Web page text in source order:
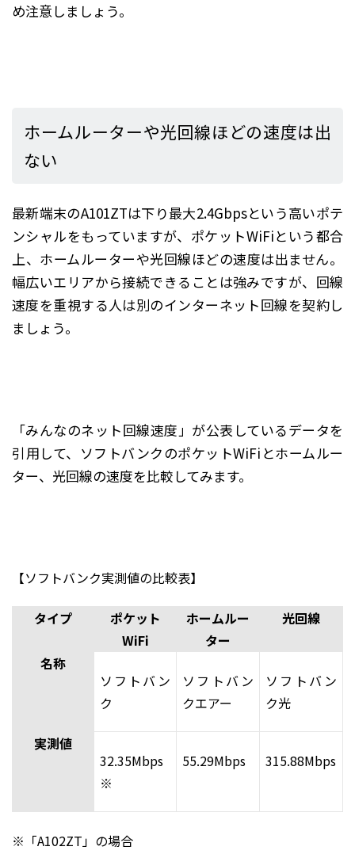
め注意しましょう。
ホームルーターや光回線ほどの速度は出
ない
最新端末のA101ZTは下り最大2.4Gbpsという高いポテ
ンシャルをもっていますが、ポケットWiFiという都合
上、ホームルーターや光回線ほどの速度は出ません。
幅広いエリアから接続できることは強みですが、回線
速度を重視する人は別のインターネット回線を契約し
ましょう。
「みんなのネット回線速度」が公表しているデータを
引用して、ソフトバンクのポケットWiFiとホームルー
ター、光回線の速度を比較してみます。
【ソフトバンク実測値の比較表】
タイプ
ポケット
WiFi
ホームルー
ター
光回線
名称
ソフトバン
ク
ソフトバン
クエアー
ソフトバン
ク光
実測値
32.35Mbps
※
55.29Mbps 315.88Mbps
※「A102ZT」の場合